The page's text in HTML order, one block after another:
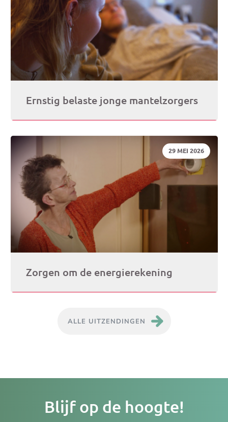
Ernstig belaste jonge mantelzorgers
DATUM:
29 MEI 2026
Zorgen om de energierekening
ALLE UITZENDINGEN
Blijf op de hoogte!